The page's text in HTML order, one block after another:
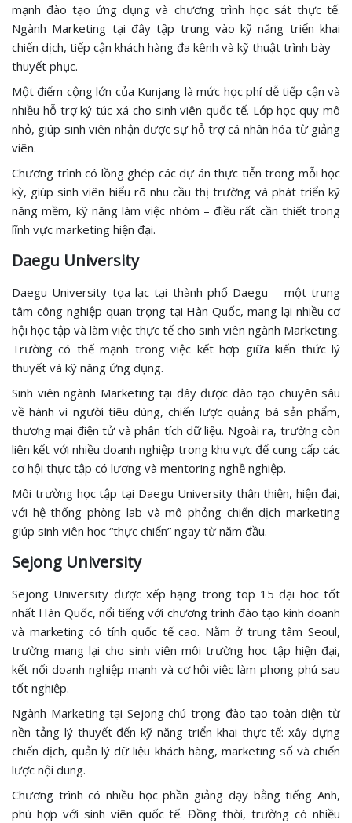
mạnh đào tạo ứng dụng và chương trình học sát thực tế.
Ngành Marketing tại đây tập trung vào kỹ năng triển khai
chiến dịch, tiếp cận khách hàng đa kênh và kỹ thuật trình bày –
thuyết phục.
Một điểm cộng lớn của Kunjang là mức học phí dễ tiếp cận và
nhiều hỗ trợ ký túc xá cho sinh viên quốc tế. Lớp học quy mô
nhỏ, giúp sinh viên nhận được sự hỗ trợ cá nhân hóa từ giảng
viên.
Chương trình có lồng ghép các dự án thực tiễn trong mỗi học
kỳ, giúp sinh viên hiểu rõ nhu cầu thị trường và phát triển kỹ
năng mềm, kỹ năng làm việc nhóm – điều rất cần thiết trong
lĩnh vực marketing hiện đại.
Daegu University
Daegu University tọa lạc tại thành phố Daegu – một trung
tâm công nghiệp quan trọng tại Hàn Quốc, mang lại nhiều cơ
hội học tập và làm việc thực tế cho sinh viên ngành Marketing.
Trường có thế mạnh trong việc kết hợp giữa kiến thức lý
thuyết và kỹ năng ứng dụng.
Sinh viên ngành Marketing tại đây được đào tạo chuyên sâu
về hành vi người tiêu dùng, chiến lược quảng bá sản phẩm,
thương mại điện tử và phân tích dữ liệu. Ngoài ra, trường còn
liên kết với nhiều doanh nghiệp trong khu vực để cung cấp các
cơ hội thực tập có lương và mentoring nghề nghiệp.
Môi trường học tập tại Daegu University thân thiện, hiện đại,
với hệ thống phòng lab và mô phỏng chiến dịch marketing
giúp sinh viên học “thực chiến” ngay từ năm đầu.
Sejong University
Sejong University được xếp hạng trong top 15 đại học tốt
nhất Hàn Quốc, nổi tiếng với chương trình đào tạo kinh doanh
và marketing có tính quốc tế cao. Nằm ở trung tâm Seoul,
trường mang lại cho sinh viên môi trường học tập hiện đại,
kết nối doanh nghiệp mạnh và cơ hội việc làm phong phú sau
tốt nghiệp.
Ngành Marketing tại Sejong chú trọng đào tạo toàn diện từ
nền tảng lý thuyết đến kỹ năng triển khai thực tế: xây dựng
chiến dịch, quản lý dữ liệu khách hàng, marketing số và chiến
lược nội dung.
Chương trình có nhiều học phần giảng dạy bằng tiếng Anh,
phù hợp với sinh viên quốc tế. Đồng thời, trường có nhiều